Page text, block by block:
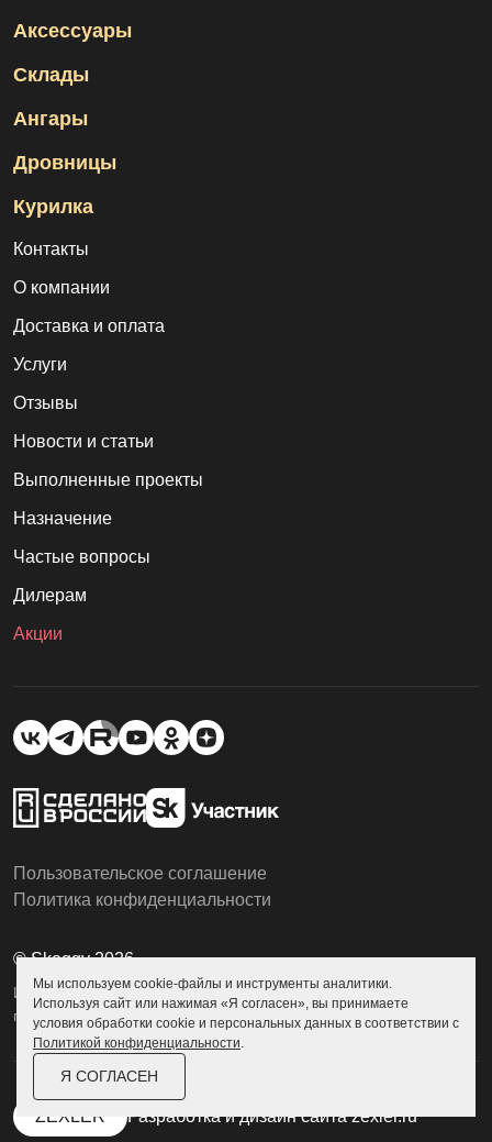
Аксессуары
Склады
Ангары
Дровницы
Курилка
Контакты
О компании
Доставка и оплата
Услуги
Отзывы
Новости и статьи
Выполненные проекты
Назначение
Частые вопросы
Дилерам
Акции
© Skoggy 2026
Информация на сайте не является
публичной офертой
Пользовательское соглашение
Политика конфиденциальности
ZEXLER Разработка и дизайн сайта zexler.ru
Мы используем cookie-файлы и инструменты аналитики.
Используя сайт или нажимая «Я согласен», вы принимаете
условия обработки cookie и персональных данных в соответствии с
Политикой конфиденциальности.
Я СОГЛАСЕН